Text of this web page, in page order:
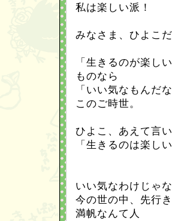
私は楽しい派！
みなさま、ひよこだ
「生きるのが楽し
ものなら
「いい気なもんだ
このご時世。
ひよこ、あえて言い
「生きるのは楽し
いい気なわけじゃな
今の世の中、先行
満帆なんて人